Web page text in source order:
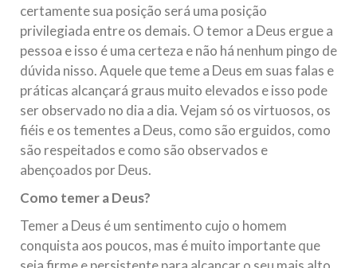
certamente sua posição será uma posição
privilegiada entre os demais. O temor a Deus ergue a
pessoa e isso é uma certeza e não há nenhum pingo de
dúvida nisso. Aquele que teme a Deus em suas falas e
práticas alcançará graus muito elevados e isso pode
ser observado no dia a dia. Vejam só os virtuosos, os
fiéis e os tementes a Deus, como são erguidos, como
são respeitados e como são observados e
abençoados por Deus.
Como temer a Deus?
Temer a Deus é um sentimento cujo o homem
conquista aos poucos, mas é muito importante que